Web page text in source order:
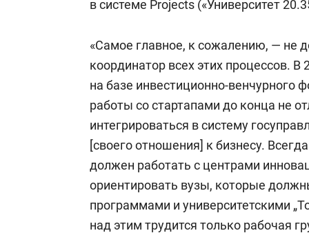
в системе Projects («Университет
«Самое главное, к сожалению, — не
координатор всех этих процессов.
на базе инвестиционно-венчурного
работы со стартапами до конца не
интегрироваться в систему
[своего отношения] к бизнесу.
должен работать с центрами
ориентировать вузы, которые
программами и университетскими
над этим трудится только рабочая